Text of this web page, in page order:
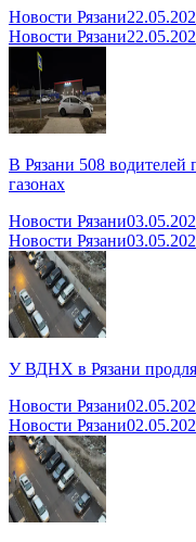
Новости Рязани
Новости Рязани
В Рязани 508 водителей
газонах
Новости Рязани
Новости Рязани
У ВДНХ в Рязани
Новости Рязани
Новости Рязани